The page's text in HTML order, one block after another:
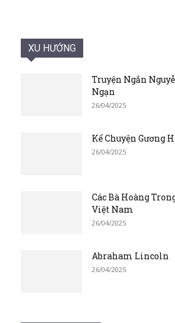
XU HƯỚNG
Truyện Ngắn
Ngạn
26/04/2025
Kể Chuyện Gương
26/04/2025
Các Bà Hoàng
Việt Nam
26/04/2025
Abraham Lincoln
26/04/2025